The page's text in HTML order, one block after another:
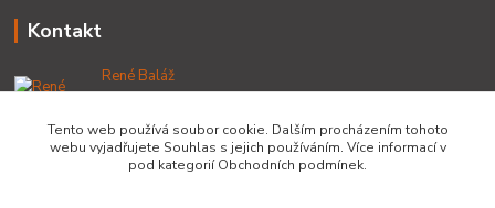
Kontakt
René Baláž
+421 902 212 007
od 8:00 - do 16:00 hod
info@lacnekotliky.sk
Tento web používá soubor cookie. Dalším procházením tohoto
webu vyjadřujete Souhlas s jejich používáním. Více informací v
pod kategorií Obchodních podmínek.